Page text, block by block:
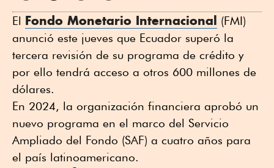
El Fondo Monetario Internacional (FMI)
anunció este jueves que Ecuador superó la
tercera revisión de su programa de crédito y
por ello tendrá acceso a otros 600 millones de
dólares.
En 2024, la organización financiera aprobó un
nuevo programa en el marco del Servicio
Ampliado del Fondo (SAF) a cuatro años para
el país latinoamericano.